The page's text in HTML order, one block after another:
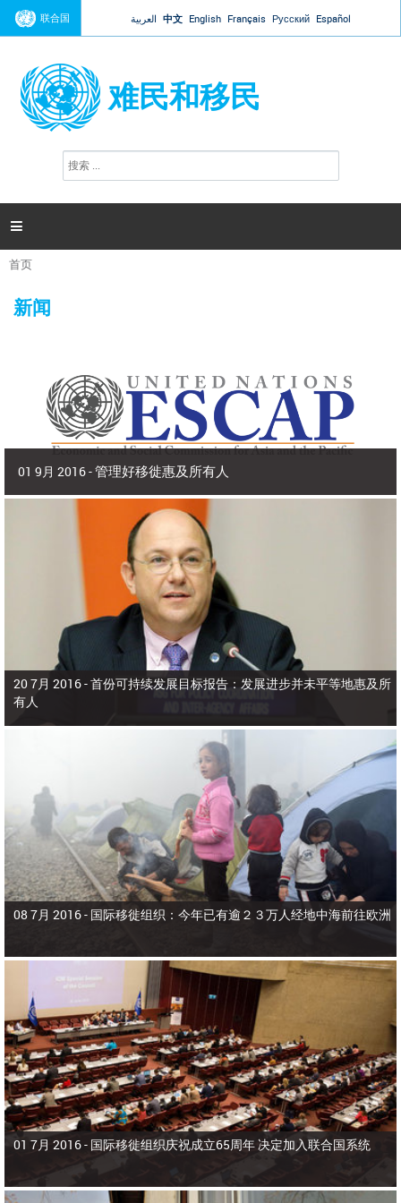
Jump to navigation
联合国 العربية 中文 English Français Русский Español
难民和移民
搜
索

你
在
这
首页
新闻
01 9月 2016 -管理好移徙惠及所有人
2016年9月 | 副秘书长兼 亚洲及太平洋经济社会委员会(亚太经社会)执行秘书 沙
2015年，亚洲和太平洋有9800多万人在出生国以外生活，占全世界所有移
徙者的40%。在本区域，移徙者为侨居国和母国带来了多元化、活力和生产力，
为生产部门增加了价值，增进了家庭福祉，增强了国际收支。
20 7月 2016 -首份可持续发展目标报告：发展进步并未平等地惠及所
有人
08 7月 2016 - 国际移徙组织：今年已有逾２３万人经地中海前往欧洲
01 7月 2016 - 国际移徙组织庆祝成立65周年 决定加入联合国系统